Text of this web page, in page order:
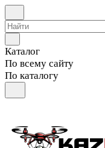
Каталог
По всему сайту
По каталогу